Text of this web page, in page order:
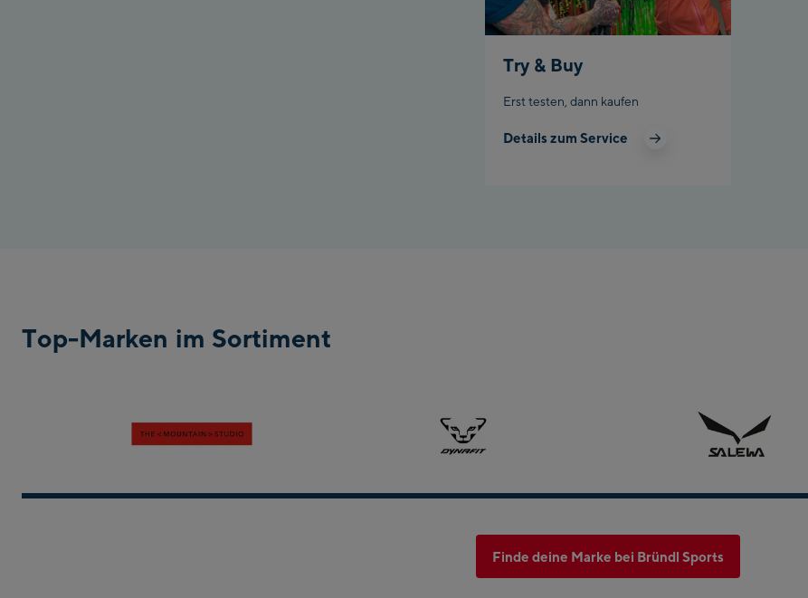
Try & Buy
Erst testen, dann kaufen
Details zum Service
Top-Marken im Sortiment
Finde deine Marke bei Bründl Sports